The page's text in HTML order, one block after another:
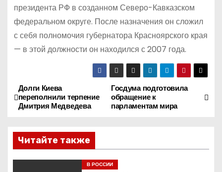
президента РФ в созданном Северо-Кавказском
федеральном округе. После назначения он сложил
с себя полномочия губернатора Красноярского края
— в этой должности он находился с 2007 года.
Н
а
в
и
Госдума подготовила
обращение к
парламентам мира
Долги Киева
переполнили терпение
Дмитрия Медведева
Читайте также
В РОССИИ